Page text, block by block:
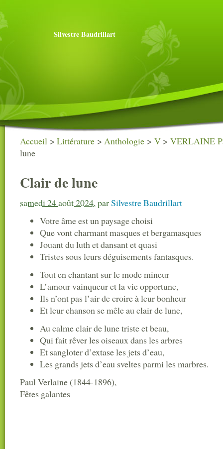
Silvestre Baudrillart
Accueil >Littérature >Anthologie > V> VERLAINE
lune
Clair de lune
samedi 24 août 2024,parSilvestre Baudrillart
Votre âme est un paysage choisi
Que vont charmant masques et bergamasques
Jouant du luth et dansant et quasi
Tristes sous leurs déguisements fantasques.
Tout en chantant sur le mode mineur
L’amour vainqueur et la vie opportune,
Ils n’ont pas l’air de croire à leur bonheur
Et leur chanson se mêle au clair de lune,
Au calme clair de lune triste et beau,
Qui fait rêver les oiseaux dans les arbres
Et sangloter d’extase les jets d’eau,
Les grands jets d’eau sveltes parmi les marbres.
Paul Verlaine (1844-1896),
Fêtes galantes